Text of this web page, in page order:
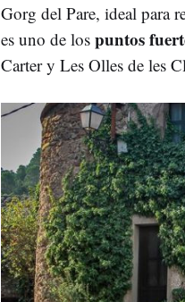
Gorg del Pare, ideal para
es uno de los puntos
Carter y Les Olles de les